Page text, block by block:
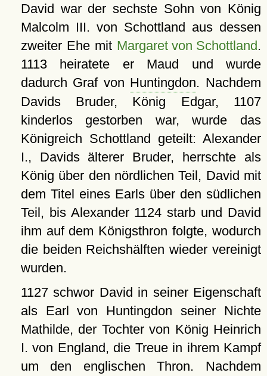
David war der sechste Sohn von König
Malcolm III. von Schottland aus dessen
zweiter Ehe mit Margaret von Schottland.
1113 heiratete er Maud und wurde
dadurch Graf von Huntingdon. Nachdem
Davids Bruder, König Edgar, 1107
kinderlos gestorben war, wurde das
Königreich Schottland geteilt: Alexander
I., Davids älterer Bruder, herrschte als
König über den nördlichen Teil, David mit
dem Titel eines Earls über den südlichen
Teil, bis Alexander 1124 starb und David
ihm auf dem Königsthron folgte, wodurch
die beiden Reichshälften wieder vereinigt
wurden.
1127 schwor David in seiner Eigenschaft
als Earl von Huntingdon seiner Nichte
Mathilde, der Tochter von König Heinrich
I. von England, die Treue in ihrem Kampf
um den englischen Thron. Nachdem